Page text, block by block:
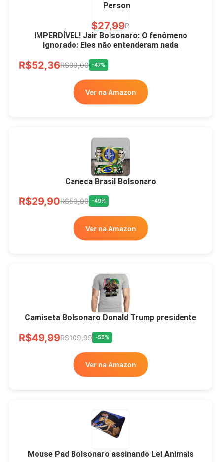
Personalizada
R$27,99R$49,00
Xícara Bolsonaro
Brasão Deus Acima De
Todos
R$33,00
Ver no MERCADO
LIVRE
IMPERDÍVEL! Jair Bolsonaro: O fenômeno
ignorado: Eles não entenderam nada
R$52,36R$99,00 -47%
Ver na Amazon
Caneca Brasil Bolsonaro
R$29,90R$59,00 -49%
Ver na Amazon
Camiseta Bolsonaro Donald Trump presidente
R$49,99R$109,99 -55%
Ver na Amazon
Mouse Pad Bolsonaro assinando Lei Animais